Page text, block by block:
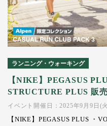
ランニング・ウォーキング
【NIKE】PEGASUS
STRUCTURE PLUS 販
イベント開催日：2025年9月9日(
【NIKE】PEGASUS PLUS ・